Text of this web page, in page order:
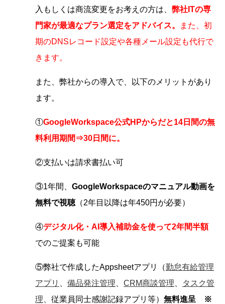
入もしくは商流変更をお考えの方は、 弊社ITの専
門家が最適なプラン選定をアドバイス。
また、初
期のDNSレコード設定や各種メール設定も代行で
きます。
また、弊社からの導入で、以下のメリットがあり
ます。
①GoogleWorkspace公式HPからだと14日間の無
料利用期間⇒30日間に。
②支払いは請求書払い可
③1年間、 GoogleWorkspaceのマニュアル動画を
無料で視聴（2年目以降は年450円が必要）
④デジタル化・AI導入補助金を使って2年間半額
でのご提案も可能
⑤弊社で作成したAppsheetアプリ（勤怠有給管理
アプリ
備品発注管理 CRM商談管理
タスク管
理 、従業員同士感謝記録アプリ等） 無料進呈 ※